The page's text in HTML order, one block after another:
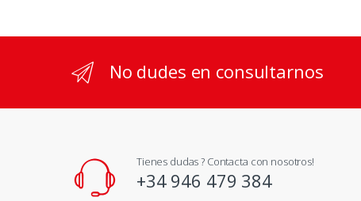
No dudes en consultarnos
Tienes dudas ? Contacta con nosotros!
+34 946 479 384